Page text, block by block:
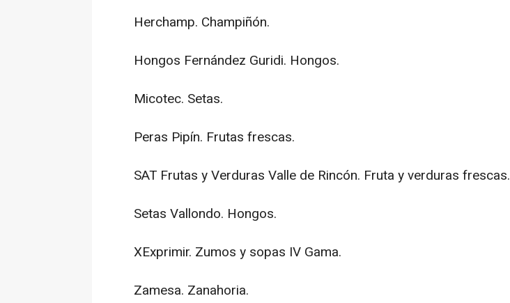
Herchamp. Champiñón.
Hongos Fernández Guridi. Hongos.
Micotec. Setas.
Peras Pipín. Frutas frescas.
SAT Frutas y Verduras Valle de Rincón. Fruta y verduras frescas.
Setas Vallondo. Hongos.
XExprimir. Zumos y sopas IV Gama.
Zamesa. Zanahoria.